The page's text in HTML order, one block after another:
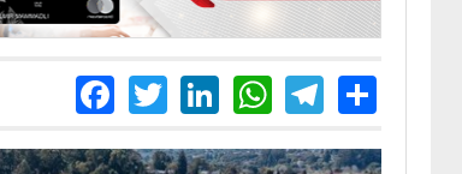
Facebook
TwitterLinkedIn
WhatsApp
Telegram
Share